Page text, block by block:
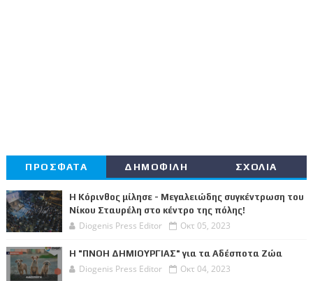
ΠΡΟΣΦΑΤΑ ΔΗΜΟΦΙΛΗ ΣΧΟΛΙΑ
Η Κόρινθος μίλησε - Μεγαλειώδης συγκέντρωση του
Νίκου Σταυρέλη στο κέντρο της πόλης!
Diogenis Press Editor Οκτ 05, 2023
Η "ΠΝΟΗ ΔΗΜΙΟΥΡΓΙΑΣ" για τα Αδέσποτα Ζώα
Diogenis Press Editor Οκτ 04, 2023